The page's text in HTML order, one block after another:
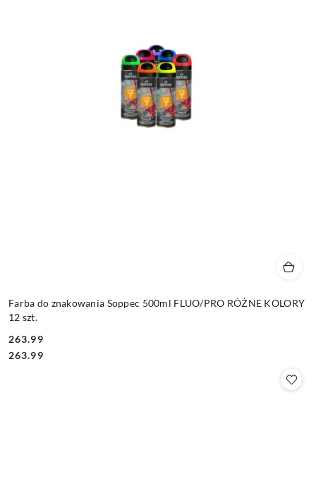
Farba do znakowania Soppec 500ml FLUO/PRO RÓŻNE KOLORY
12 szt.
Cena:
263.99
Cena:
263.99